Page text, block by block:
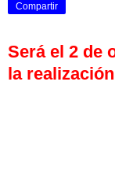
Compartir
Será el 2 de
la